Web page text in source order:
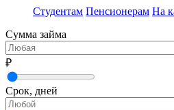
Студентам Пенсионерам На
Сумма займа
₽
Срок, дней